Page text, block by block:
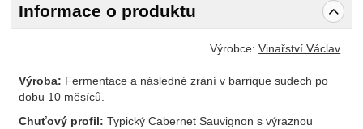
Informace o produktu
Výrobce:Vinařství Václav
Výroba: Fermentace a následné zrání v barrique sudech po
dobu 10 měsíců.
Chuťový profil: Typický Cabernet Sauvignon s výraznou